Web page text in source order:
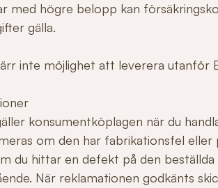
med högre belopp kan
gälla.
inte möjlighet att leverera utanför
konsumentköplagen när du
om den har fabrikationsfel eller
du hittar en defekt på den
När reklamationen godkänts